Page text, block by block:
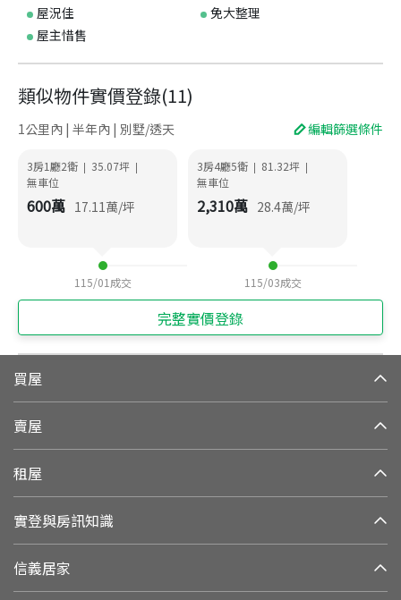
屋況佳
免大整理
屋主惜售
類似物件實價登錄(11)
1公里內 | 半年內 | 別墅/透天 編輯篩選條件
3房1廳2衛 | 35.07坪 |
無車位
600萬 17.11萬/坪
115/01 成交
3房4廳5衛 | 81.32坪 |
無車位
2,310萬 28.4萬/坪
115/03成交
完整實價登錄
買屋
賣屋
租屋
實登與房訊知識
信義居家